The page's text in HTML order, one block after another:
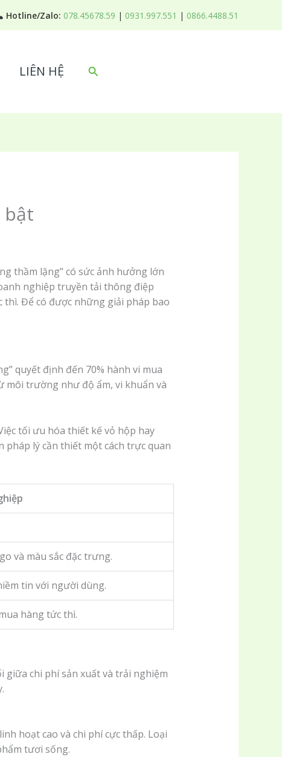
Hotline/Zalo: 078.45678.59 | 0931.997.551 | 0866.4488.51
LIÊN HỆ
Tìm
bật
thầm lặng” có sức ảnh hưởng lớn
nghiệp truyền tải thông điệp
Để có được những giải pháp bao
quyết định đến 70% hành vi mua
môi trường như độ ẩm, vi khuẩn và
tối ưu hóa thiết kế vỏ hộp hay
lý cần thiết một cách trực quan
và màu sắc đặc trưng.
tin với người dùng.
hàng tức thì.
giữa chi phí sản xuất và trải nghiệm
hoạt cao và chi phí cực thấp. Loại
tươi sống.